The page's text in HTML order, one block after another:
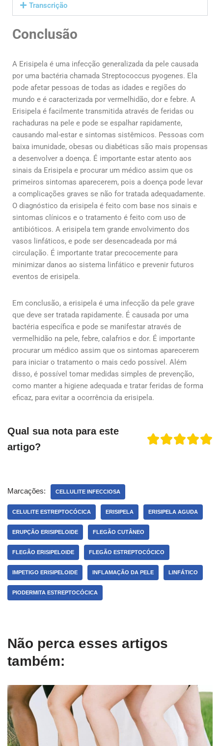
Transcrição
Conclusão
A Erisipela é uma infecção generalizada da pele causada
por uma bactéria chamada Streptococcus pyogenes. Ela
pode afetar pessoas de todas as idades e regiões do
mundo e é caracterizada por vermelhidão, dor e febre. A
Erisipela é facilmente transmitida através de feridas ou
rachaduras na pele e pode se espalhar rapidamente,
causando mal-estar e sintomas sistêmicos. Pessoas com
baixa imunidade, obesas ou diabéticas são mais propensas
a desenvolver a doença. É importante estar atento aos
sinais da Erisipela e procurar um médico assim que os
primeiros sintomas aparecerem, pois a doença pode levar
a complicações graves se não for tratada adequadamente.
O diagnóstico da erisipela é feito com base nos sinais e
sintomas clínicos e o tratamento é feito com uso de
antibióticos. A erisipela tem grande envolvimento dos
vasos linfáticos, e pode ser desencadeada por má
circulação. É importante tratar precocemente para
minimizar danos ao sistema linfático e prevenir futuros
eventos de erisipela.
Em conclusão, a erisipela é uma infecção da pele grave
que deve ser tratada rapidamente. É causada por uma
bactéria específica e pode se manifestar através de
vermelhidão na pele, febre, calafrios e dor. É importante
procurar um médico assim que os sintomas aparecerem
para iniciar o tratamento o mais cedo possível. Além
disso, é possível tomar medidas simples de prevenção,
como manter a higiene adequada e tratar feridas de forma
eficaz, para evitar a ocorrência da erisipela.
Qual sua nota para este
artigo?
Marcações: CELLULITE INFECCIOSA
CELULITE ESTREPTOCÓCICA ERISIPELA ERISIPELA AGUDA
ERUPÇÃO ERISIPELOIDE FLEGÃO CUTÂNEO
FLEGÃO ERISIPELOIDE FLEGÃO ESTREPTOCÓCICO
IMPETIGO ERISIPELOIDE INFLAMAÇÃO DA PELE LINFÁTICO
PIODERMITA ESTREPTOCÓCICA
Não perca esses artigos
também: